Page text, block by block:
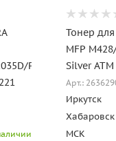
P2135DN,
Тонер для
MFP
Silver ATM
Арт.:
Иркутск
Хабаровск
МСК